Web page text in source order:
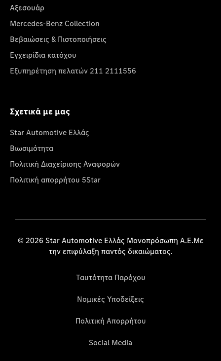
Αξεσουάρ
Mercedes-Benz Collection
Βεβαιώσεις & Πιστοποιήσεις
Εγχειρίδια κατόχου
Εξυπηρέτηση πελατών 211 2111556
Σχετικά με μας
Star Automotive Ελλάς
Βιωσιμότητα
Πολιτική Διαχείρισης Αναφορών
Πολιτική απορρήτου 5Star
© 2026 Star Automotive Ελλάς Μονοπρόσωπη Α.Ε.Με
την επιφύλαξη παντός δικαιώματος.
Ταυτότητα Παρόχου
Νομικές Υποδείξεις
Πολιτική Απορρήτου
Social Media